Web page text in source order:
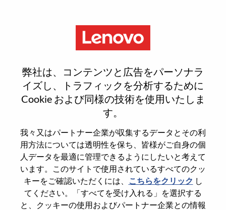
弊社は、コンテンツと広告をパーソナラ
イズし、トラフィックを分析するために
Cookie および同様の技術を使用いたしま
す。
我々又はパートナー企業が収集するデータとその利
用方法については透明性を保ち、皆様がご自身の個
人データを最適に管理できるようにしたいと考えて
います。このサイトで使用されているすべてのクッ
キーをご確認いただくには、
こちらをクリック し
てください。「すべてを受け入れる」を選択する
と、クッキーの使用およびパートナー企業との情報
Reset password
本当にパスワードをリセットします
Enter the email address associated with your
account, then click "Continue".
パスワードをリセットするためにリンクを
emailに送ります